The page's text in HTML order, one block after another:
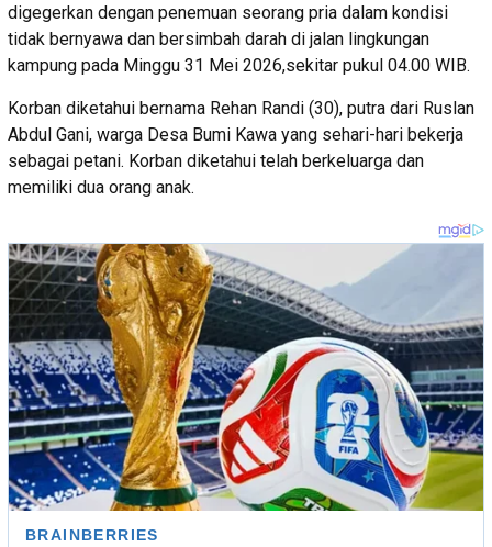
digegerkan dengan penemuan seorang pria dalam kondisi
tidak bernyawa dan bersimbah darah di jalan lingkungan
kampung pada Minggu 31 Mei 2026,sekitar pukul 04.00 WIB.
Korban diketahui bernama Rehan Randi (30), putra dari Ruslan
Abdul Gani, warga Desa Bumi Kawa yang sehari-hari bekerja
sebagai petani. Korban diketahui telah berkeluarga dan
memiliki dua orang anak.